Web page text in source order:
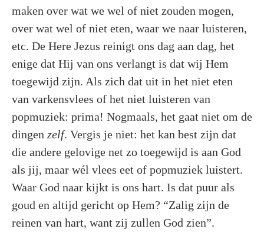
maken over wat we wel of niet zouden mogen,
over wat wel of niet eten, waar we naar luisteren,
etc. De Here Jezus reinigt ons dag aan dag, het
enige dat Hij van ons verlangt is dat wij Hem
toegewijd zijn. Als zich dat uit in het niet eten
van varkensvlees of het niet luisteren van
popmuziek: prima! Nogmaals, het gaat niet om de
dingen zelf. Vergis je niet: het kan best zijn dat
die andere gelovige net zo toegewijd is aan God
als jij, maar wél vlees eet of popmuziek luistert.
Waar God naar kijkt is ons hart. Is dat puur als
goud en altijd gericht op Hem? “Zalig zijn de
reinen van hart, want zij zullen God zien”.